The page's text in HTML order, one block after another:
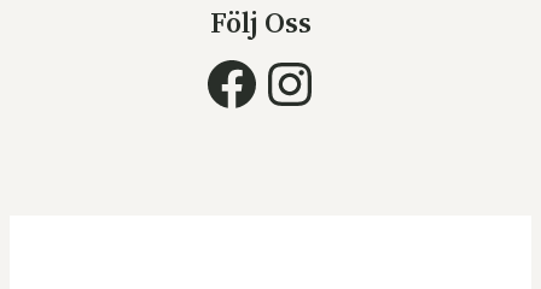
Följ Oss
Facebook
Instagram